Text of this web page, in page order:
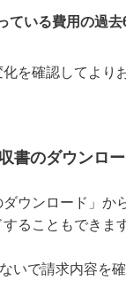
ている費用の過
を確認してより
書のダウンロ
ダウンロード」か
ることもできます
いで請求内容を